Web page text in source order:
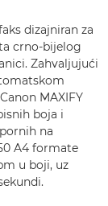
dizajniran za
crno-bijelog
Zahvaljujući
MAXIFY
boja i
na
A4 formate
u boji, uz